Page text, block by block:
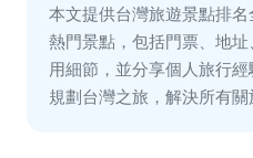
本文提供台灣旅遊景點排
熱門景點，包括門票、地
用細節，並分享個人旅行
規劃台灣之旅，解決所有關